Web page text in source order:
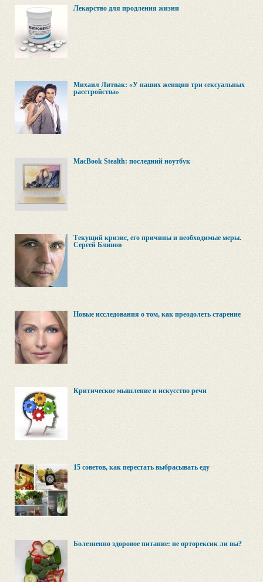
Лекарство для продления жизни
Михаил Литвак: «У наших женщин три сексуальных
расстройства»
MacBook Stealth: последний ноутбук
Текущий кризис, его причины и необходимые меры.
Сергей Блинов
Новые исследования о том, как преодолеть старение
Критическое мышление и искусство речи
15 советов, как перестать выбрасывать еду
Болезненно здоровое питание: не орторексик ли вы?